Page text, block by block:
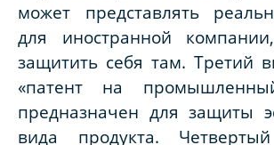
может представлять
для иностранной
защитить себя там. Третий
«патент на
предназначен для защиты
вида продукта.